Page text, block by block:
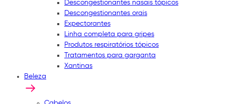
Descongestionantes nasais tópicos
Descongestionantes orais
Expectorantes
Linha completa para gripes
Produtos respiratórios tópicos
Tratamentos para garganta
Xantinas
Beleza